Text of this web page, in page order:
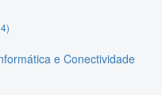
e Conectividade